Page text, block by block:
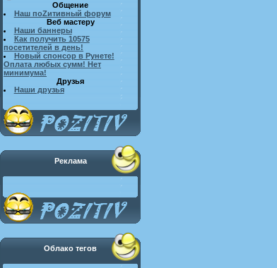
Общение
Наш поZитивный форум
Веб мастеру
Наши баннеры
Как получить 10575
посетителей в день!
Новый спонсор в Рунете!
Оплата любых сумм! Нет
минимума!
Друзья
Наши друзья
Реклама
Облако тегов